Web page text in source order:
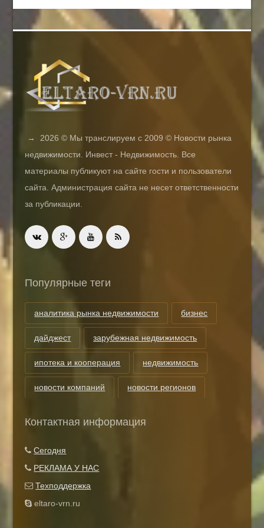
→ 2026 © Мы транслируем с 2009 © Новости рынка
недвижимости. Инвест - Недвижимость. Все
материалы публикуют на сайте гости и пользователи
сайта. Администрация сайта не несет ответственности
за публикации.
Популярные теги
аналитика рынка недвижимости бизнес
дайджест зарубежная недвижимость
ипотека и кооперация недвижимость
новости компаний новости регионов
Контактная информация
Сегодня
РЕКЛАМА У НАС
Техподдержка
eltaro-vrn.ru